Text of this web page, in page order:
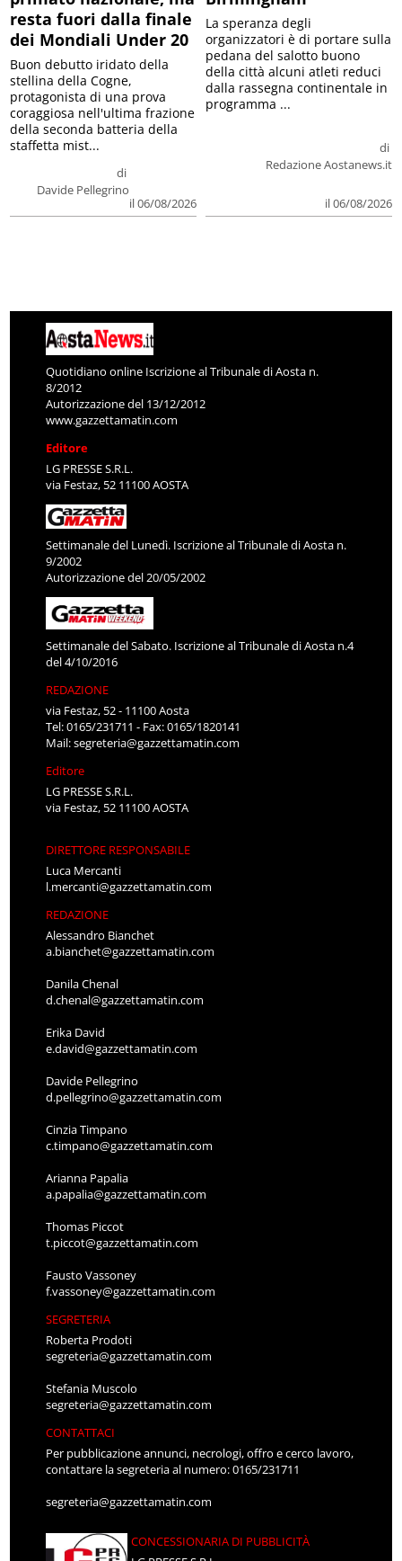
resta fuori dalla finale
dei Mondiali Under 20
di
Davide Pellegrino
il 06/08/2026
Buon debutto iridato della
stellina della Cogne,
protagonista di una prova
coraggiosa nell'ultima frazione
della seconda batteria della
staffetta mist...
di
Redazione Aostanews.it
il 06/08/2026
La speranza degli
organizzatori è di portare sulla
pedana del salotto buono
della città alcuni atleti reduci
dalla rassegna continentale in
programma ...
Quotidiano online Iscrizione al Tribunale di Aosta n.
8/2012
Autorizzazione del 13/12/2012
www.gazzettamatin.com
Editore
LG PRESSE S.R.L.
via Festaz, 52 11100 AOSTA
Settimanale del Lunedì. Iscrizione al Tribunale di Aosta n.
9/2002
Autorizzazione del 20/05/2002
Settimanale del Sabato. Iscrizione al Tribunale di Aosta n.4
del 4/10/2016
REDAZIONE
via Festaz, 52 - 11100 Aosta
Tel: 0165/231711 - Fax: 0165/1820141
Mail:segreteria@gazzettamatin.com
Editore
LG PRESSE S.R.L.
via Festaz, 52 11100 AOSTA
DIRETTORE RESPONSABILE
Luca Mercanti
l.mercanti@gazzettamatin.com
REDAZIONE
Alessandro Bianchet
a.bianchet@gazzettamatin.com
Danila Chenal
d.chenal@gazzettamatin.com
Erika David
e.david@gazzettamatin.com
Davide Pellegrino
d.pellegrino@gazzettamatin.com
Cinzia Timpano
c.timpano@gazzettamatin.com
Arianna Papalia
a.papalia@gazzettamatin.com
Thomas Piccot
t.piccot@gazzettamatin.com
Fausto Vassoney
f.vassoney@gazzettamatin.com
SEGRETERIA
Roberta Prodoti
segreteria@gazzettamatin.com
Stefania Muscolo
segreteria@gazzettamatin.com
CONTATTACI
Per pubblicazione annunci, necrologi, offro e cerco lavoro,
contattare la segreteria al numero: 0165/231711
segreteria@gazzettamatin.com
CONCESSIONARIA DI PUBBLICITÀ